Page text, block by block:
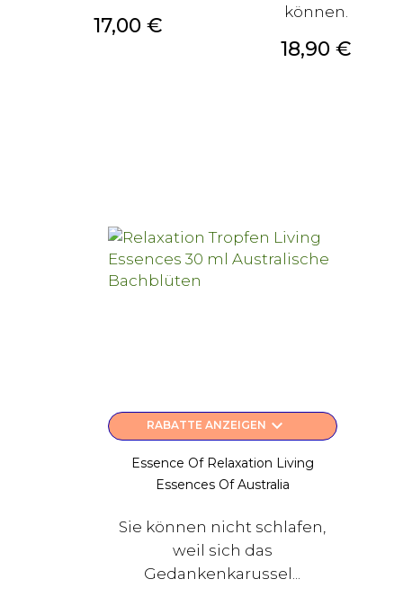
Preis
17,00 €
können.
Preis
18,90 €
RABATTE ANZEIGEN keyboard_arrow_down
Essence Of Relaxation Living
Essences Of Australia
Sie können nicht schlafen,
weil sich das
Gedankenkarussel...